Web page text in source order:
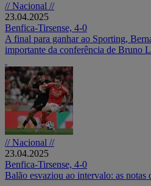
// Nacional //
23.04.2025
Benfica-Tirsense, 4-0
A final para ganhar ao Sporting,
importante da conferência de Bruno
// Nacional //
23.04.2025
Benfica-Tirsense, 4-0
Balão esvaziou ao intervalo: as notas